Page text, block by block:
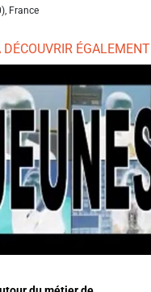
France
DÉCOUVRIR ÉGALEMENT